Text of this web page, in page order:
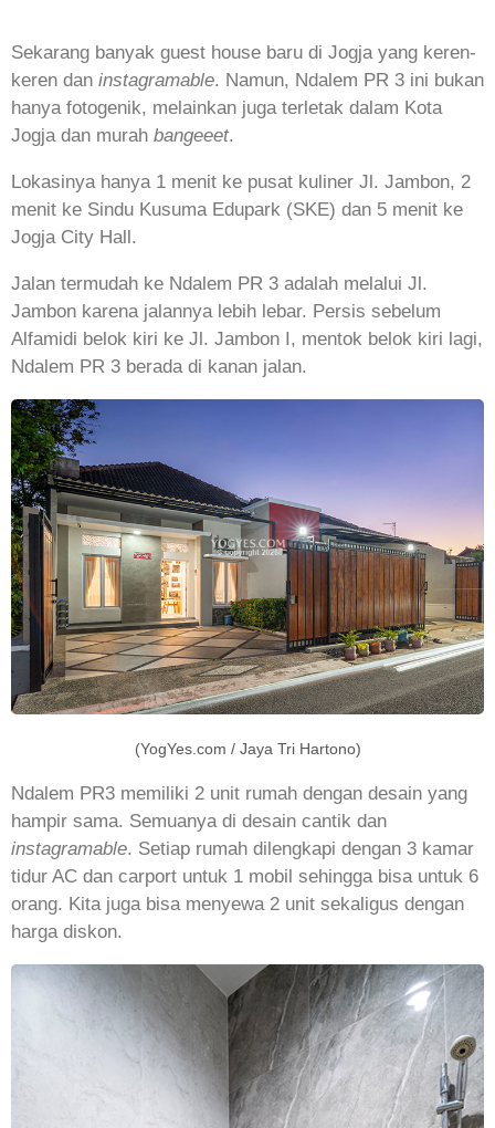
Sekarang banyak guest house baru di Jogja yang keren-
keren dan instagramable. Namun, Ndalem PR 3 ini bukan
hanya fotogenik, melainkan juga terletak dalam Kota
Jogja dan murah bangeeet.
Lokasinya hanya 1 menit ke pusat kuliner Jl. Jambon, 2
menit ke Sindu Kusuma Edupark (SKE) dan 5 menit ke
Jogja City Hall.
Jalan termudah ke Ndalem PR 3 adalah melalui Jl.
Jambon karena jalannya lebih lebar. Persis sebelum
Alfamidi belok kiri ke Jl. Jambon I, mentok belok kiri lagi,
Ndalem PR 3 berada di kanan jalan.
(YogYes.com / Jaya Tri Hartono)
Ndalem PR3 memiliki 2 unit rumah dengan desain yang
hampir sama. Semuanya di desain cantik dan
instagramable. Setiap rumah dilengkapi dengan 3 kamar
tidur AC dan carport untuk 1 mobil sehingga bisa untuk 6
orang. Kita juga bisa menyewa 2 unit sekaligus dengan
harga diskon.